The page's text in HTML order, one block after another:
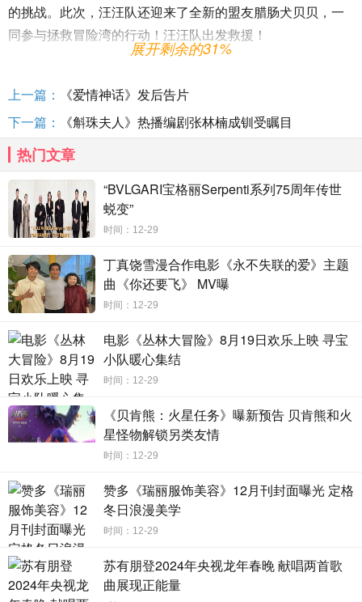
的挑战。此次，汪汪队还迎来了全新的盟友腊肠犬贝贝，一
同参与拯救冒险湾的行动！汪汪队出发救援！
称：“这是一部家长和孩子们都会乐在其中的电影”，网友们更
价。影片发布定档消息时，更是引发了广大家庭观众的关
注，家长们纷纷表示让汪汪队的首次大银幕冒险成为孩子们
人生中的第一部电影，将成为小朋友们一段美好的童年回
忆。
《汪汪队立大功》系列动画推出后就受到世界各地家长
与孩子们的热烈追捧，一举成为风靡全球的儿童动画IP 。该
系列动画剧集自2015年引进国内以来，陆续上线各大视频网
站并取得超高的点击率，2017年更是登陆CCTV少儿频道、
难的工作，只有勇敢的狗狗” ，这句可爱又励志的经典口号不
仅深受孩子们的喜爱，也俘获了众多年轻人的心。
由美国派拉蒙影片公司出品的《汪汪队立大功大电影》
将于1月14日正式登陆全国影院，一场精彩纷呈的大银幕观影
体验即将开启。这个冬天，跟着勇敢狗狗一起去冒险吧！
展开剩余的31%
上一篇：
《爱情神话》发后告片
下一篇：
《斛珠夫人》热播编剧张林楠成钏受瞩目
热门文章
“BVLGARI宝格丽Serpenti系列75周年传世
蜕变”
时间：12-29
丁真饶雪漫合作电影《永不失联的爱》主题
曲《你还要飞》 MV曝
时间：12-29
电影《丛林大冒险》8月19日欢乐上映 寻宝
小队暖心集结
时间：12-29
《贝肯熊：火星任务》曝新预告 贝肯熊和火
星怪物解锁另类友情
时间：12-29
赞多《瑞丽服饰美容》12月刊封面曝光 定格
冬日浪漫美学
时间：12-29
苏有朋登2024年央视龙年春晚 献唱两首歌
曲展现正能量